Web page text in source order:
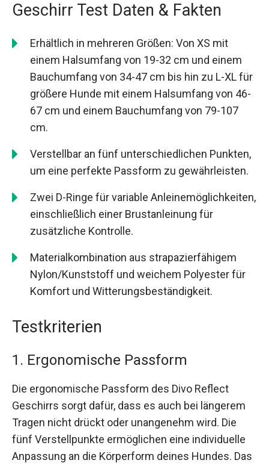
Geschirr Test Daten & Fakten
Erhältlich in mehreren Größen: Von XS mit
einem Halsumfang von 19-32 cm und einem
Bauchumfang von 34-47 cm bis hin zu L-XL für
größere Hunde mit einem Halsumfang von 46-
67 cm und einem Bauchumfang von 79-107
cm.
Verstellbar an fünf unterschiedlichen Punkten,
um eine perfekte Passform zu gewährleisten.
Zwei D-Ringe für variable Anleinemöglichkeiten,
einschließlich einer Brustanleinung für
zusätzliche Kontrolle.
Materialkombination aus strapazierfähigem
Nylon/Kunststoff und weichem Polyester für
Komfort und Witterungsbeständigkeit.
Testkriterien
1. Ergonomische Passform
Die ergonomische Passform des Divo Reflect
Geschirrs sorgt dafür, dass es auch bei längerem
Tragen nicht drückt oder unangenehm wird. Die
fünf Verstellpunkte ermöglichen eine individuelle
Anpassung an die Körperform deines Hundes. Das